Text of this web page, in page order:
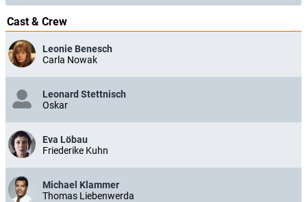
Cast & Crew
Leonie Benesch
Carla Nowak
Leonard Stettnisch
Oskar
Eva Löbau
Friederike Kuhn
Michael Klammer
Thomas Liebenwerda